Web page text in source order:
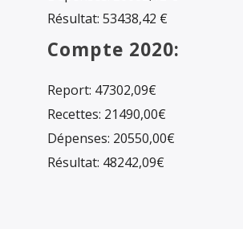
Résultat: 53438,42 €
Compte 2020:
Report: 47302,09€
Recettes: 21490,00€
Dépenses: 20550,00€
Résultat: 48242,09€